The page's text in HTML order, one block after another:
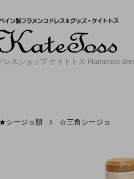
レスショップ ケイトトス Flamenco
★シージョ類 ☆三角シージョ